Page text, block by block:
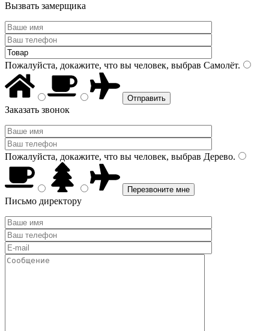
Вызвать замерщика
Пожалуйста, докажите, что вы человек, выбрав Самолёт.
Заказать звонок
Пожалуйста, докажите, что вы человек, выбрав Дерево.
Письмо директору